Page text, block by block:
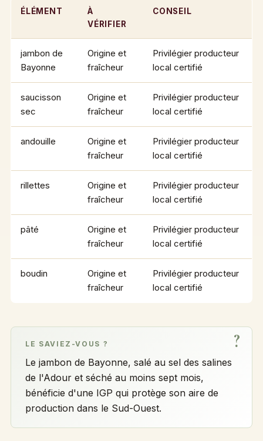
ÉLÉMENT
À
VÉRIFIER
CONSEIL
jambon de
Bayonne
Origine et
fraîcheur
Privilégier producteur
local certifié
saucisson
sec
Origine et
fraîcheur
Privilégier producteur
local certifié
andouille
Origine et
fraîcheur
Privilégier producteur
local certifié
rillettes
Origine et
fraîcheur
Privilégier producteur
local certifié
pâté
Origine et
fraîcheur
Privilégier producteur
local certifié
boudin
Origine et
fraîcheur
Privilégier producteur
local certifié
LE SAVIEZ-VOUS ?
Le jambon de Bayonne, salé au sel des salines
de l'Adour et séché au moins sept mois,
bénéficie d'une IGP qui protège son aire de
production dans le Sud-Ouest.